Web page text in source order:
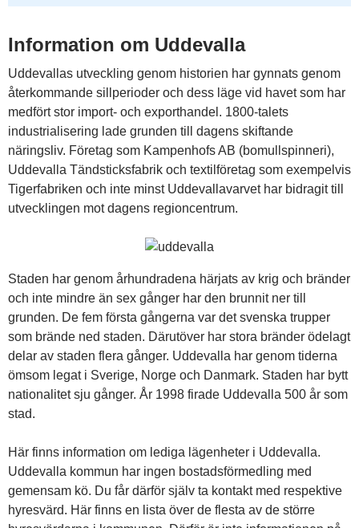
Information om Uddevalla
Uddevallas utveckling genom historien har gynnats genom
återkommande sillperioder och dess läge vid havet som har
medfört stor import- och exporthandel. 1800-talets
industrialisering lade grunden till dagens skiftande
näringsliv. Företag som Kampenhofs AB (bomullspinneri),
Uddevalla Tändsticksfabrik och textilföretag som exempelvis
Tigerfabriken och inte minst Uddevallavarvet har bidragit till
utvecklingen mot dagens regioncentrum.
Staden har genom århundradena härjats av krig och bränder
och inte mindre än sex gånger har den brunnit ner till
grunden. De fem första gångerna var det svenska trupper
som brände ned staden. Därutöver har stora bränder ödelagt
delar av staden flera gånger. Uddevalla har genom tiderna
ömsom legat i Sverige, Norge och Danmark. Staden har bytt
nationalitet sju gånger. År 1998 firade Uddevalla 500 år som
stad.
Här finns information om lediga lägenheter i Uddevalla.
Uddevalla kommun har ingen bostadsförmedling med
gemensam kö. Du får därför själv ta kontakt med respektive
hyresvärd. Här finns en lista över de flesta av de större